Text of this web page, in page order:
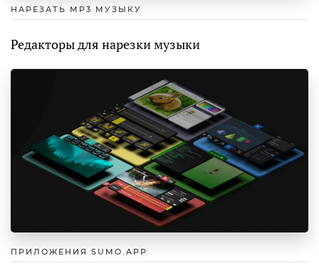
НАРЕЗАТЬ MP3 МУЗЫКУ
Редакторы для нарезки музыки
ПРИЛОЖЕНИЯ SUMO.APP